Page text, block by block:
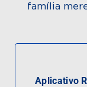
família
Aplicativo